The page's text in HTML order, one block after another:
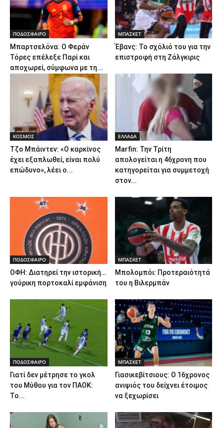
ΠΟΔΟΣΦΑΙΡΟ
Μπαρτσελόνα: Ο Φεράν
Τόρες επέλεξε Παρί και
αποχωρεί, σύμφωνα με τη...
ΜΠΑΣΚΕΤ
Έβανς: Το σχόλιό του για την
επιστροφή στη Ζάλγκιρις
ΚΟΣΜΟΣ
Τζο Μπάιντεν: «Ο καρκίνος
έχει εξαπλωθεί, είναι πολύ
επώδυνο», λέει ο...
ΕΛΛΑΔΑ
Marfin: Την Τρίτη
απολογείται η 46χρονη που
κατηγορείται για συμμετοχή
στον...
ΠΟΔΟΣΦΑΙΡΟ
ΟΦΗ: Διατηρεί την ιστορική…
γούρικη πορτοκαλί εμφάνιση
ΜΠΑΣΚΕΤ
Μπολομπόι: Προτεραιότητά
του η Βιλερμπάν
ΠΟΔΟΣΦΑΙΡΟ
Γιατί δεν μέτρησε το γκολ
του Μύθου για τον ΠΑΟΚ:
Το...
ΜΠΑΣΚΕΤ
Γιασικεβίτσιους: Ο 16χρονος
ανιψιός του δείχνει έτοιμος
να ξεχωρίσει